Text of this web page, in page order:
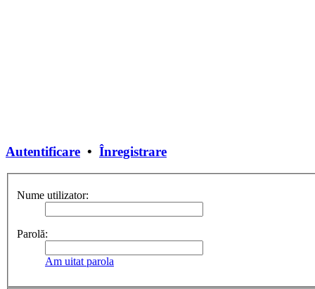
Autentificare • Înregistrare
Nume utilizator:
Parolă:
Am uitat parola